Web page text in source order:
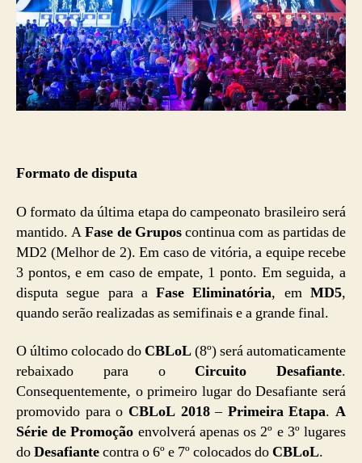
Formato de disputa
O formato da última etapa do campeonato brasileiro será
mantido. AFase de Gruposcontinua com as partidas de
MD2 (Melhor de 2). Em caso de vitória, a equipe recebe
3 pontos, e em caso de empate, 1 ponto. Em seguida, a
disputa segue para aFase Eliminatória, emMD5,
quando serão realizadas as semifinais e a grande final.
O último colocado do CBLoL(8º) será automaticamente
rebaixado para o Circuito Desafiante.
Consequentemente, o primeiro lugar do Desafiante será
promovido para o CBLoL 2018– Primeira Etapa. A
Série de Promoção envolverá apenas os 2º e 3º lugares
doDesafiantecontra o 6º e 7º colocados do CBLoL.